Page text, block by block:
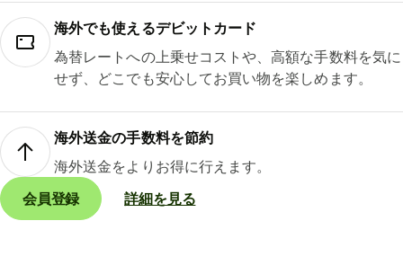
海外でも使えるデビットカード
為替レートへの上乗せコストや、高額な手数料を気に
せず、どこでも安心してお買い物を楽しめます。
海外送金の手数料を節約
海外送金をよりお得に行えます。
会員登録
詳細を見る